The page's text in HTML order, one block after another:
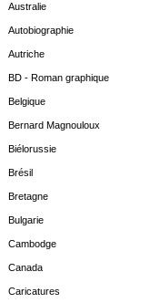
Australie
Autobiographie
Autriche
BD - Roman graphique
Belgique
Bernard Magnouloux
Biélorussie
Brésil
Bretagne
Bulgarie
Cambodge
Canada
Caricatures